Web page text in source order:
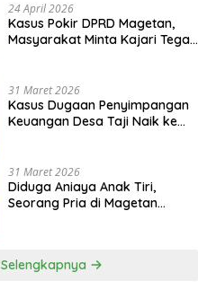
24 April 2026
Kasus Pokir DPRD Magetan,
Masyarakat Minta Kajari Tegak
31 Maret 2026
Kasus Dugaan Penyimpangan
Keuangan Desa Taji Naik ke
31 Maret 2026
Diduga Aniaya Anak Tiri,
Seorang Pria di Magetan
Selengkapnya